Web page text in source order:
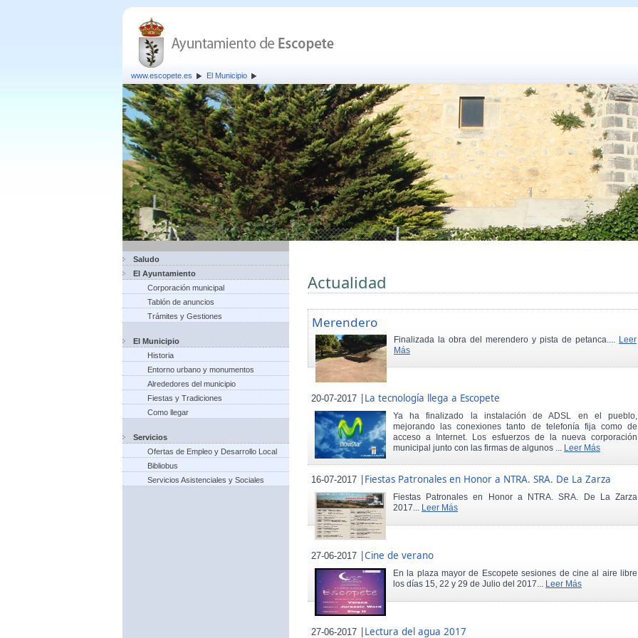
www.escopete.es El Municipio
Saludo
El Ayuntamiento
Corporación municipal
Tablón de anuncios
Trámites y Gestiones
El Municipio
Historia
Entorno urbano y monumentos
Alrededores del municipio
Fiestas y Tradiciones
Como llegar
Servicios
Ofertas de Empleo y Desarrollo Local
Bibliobus
Servicios Asistenciales y Sociales
Actualidad
Merendero
Finalizada la obra del merendero y pista de petanca.... Leer
Más
20-07-2017 |La tecnología llega a Escopete
Ya ha finalizado la instalación de ADSL en el pueblo,
mejorando las conexiones tanto de telefonía fija como de
acceso a Internet. Los esfuerzos de la nueva corporación
municipal junto con las firmas de algunos ... Leer Más
16-07-2017 |Fiestas Patronales en Honor a NTRA. SRA. De La Zarza
Fiestas Patronales en Honor a NTRA. SRA. De La Zarza
2017... Leer Más
27-06-2017 |Cine de verano
En la plaza mayor de Escopete sesiones de cine al aire libre
los días 15, 22 y 29 de Julio del 2017... Leer Más
27-06-2017 |Lectura del agua 2017